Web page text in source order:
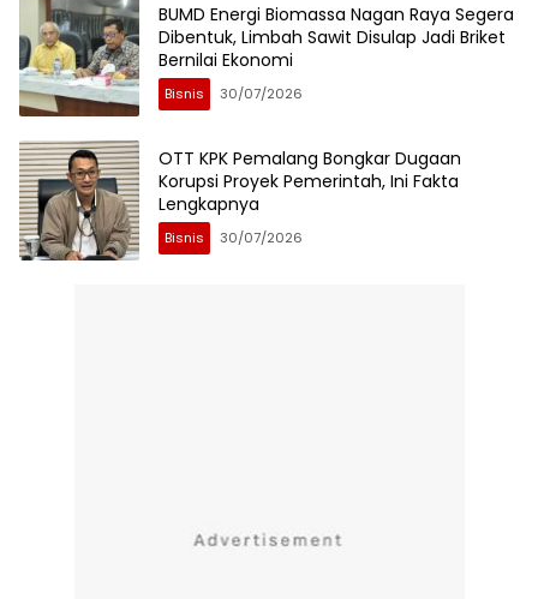
BUMD Energi Biomassa Nagan Raya Segera
Dibentuk, Limbah Sawit Disulap Jadi Briket
Bernilai Ekonomi
Bisnis 30/07/2026
OTT KPK Pemalang Bongkar Dugaan
Korupsi Proyek Pemerintah, Ini Fakta
Lengkapnya
Bisnis 30/07/2026